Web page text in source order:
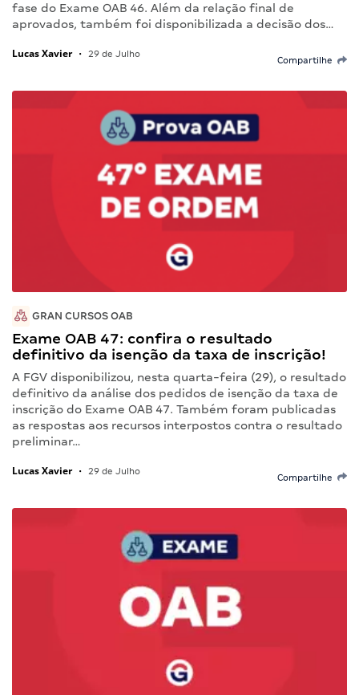
fase do Exame OAB 46. Além da relação final de
aprovados, também foi disponibilizada a decisão dos…
Lucas Xavier • 29 de Julho
Compartilhe
GRAN CURSOS OAB
Exame OAB 47: confira o resultado
definitivo da isenção da taxa de inscrição!
A FGV disponibilizou, nesta quarta-feira (29), o resultado
definitivo da análise dos pedidos de isenção da taxa de
inscrição do Exame OAB 47. Também foram publicadas
as respostas aos recursos interpostos contra o resultado
preliminar…
Lucas Xavier • 29 de Julho
Compartilhe